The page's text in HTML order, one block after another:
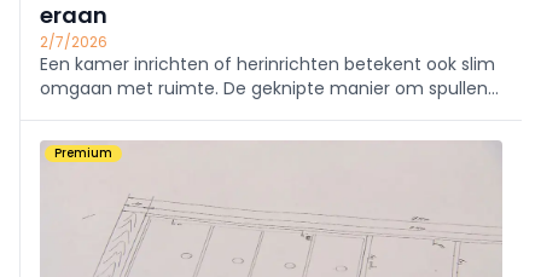
eraan
2/7/2026
Een kamer inrichten of herinrichten betekent ook slim
omgaan met ruimte. De geknipte manier om spullen
Dergelijke kasten kan je makkelijk zelf maken, of laten
maken en zelf in elkaar steken.
Premium